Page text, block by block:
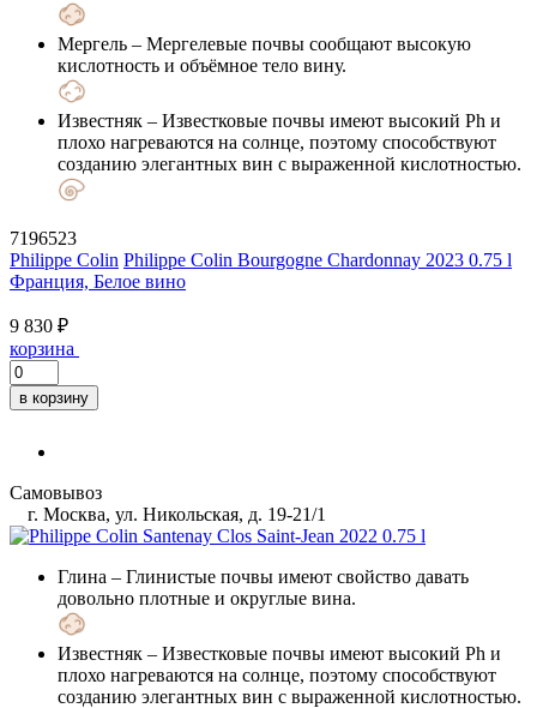
Мергель – Мергелевые почвы сообщают высокую
кислотность и объёмное тело вину.
Известняк – Известковые почвы имеют высокий Ph и
плохо нагреваются на солнце, поэтому способствуют
созданию элегантных вин с выраженной кислотностью.
7196523
Philippe Colin Philippe Colin Bourgogne Chardonnay 2023 0.75 l
Франция, Белое вино
9 830 ₽
корзина
в корзину
Самовывоз
г. Москва, ул. Никольская, д. 19-21/1
Глина – Глинистые почвы имеют свойство давать
довольно плотные и округлые вина.
Известняк – Известковые почвы имеют высокий Ph и
плохо нагреваются на солнце, поэтому способствуют
созданию элегантных вин с выраженной кислотностью.